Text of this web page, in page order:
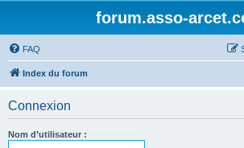
forum.asso-
FAQ
Index du forum
Connexion
Nom d’utilisateur :